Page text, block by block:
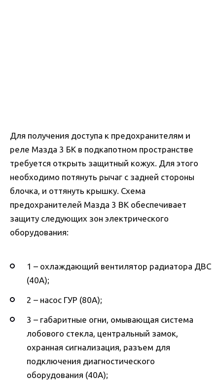
Для получения доступа к предохранителям и
реле Мазда 3 БК в подкапотном пространстве
требуется открыть защитный кожух. Для этого
необходимо потянуть рычаг с задней стороны
блочка, и оттянуть крышку. Схема
предохранителей Мазда 3 BK обеспечивает
защиту следующих зон электрического
оборудования:
1 – охлаждающий вентилятор радиатора ДВС
(40А);
2 – насос ГУР (80А);
3 – габаритные огни, омывающая система
лобового стекла, центральный замок,
охранная сигнализация, разъем для
подключения диагностического
оборудования (40А);